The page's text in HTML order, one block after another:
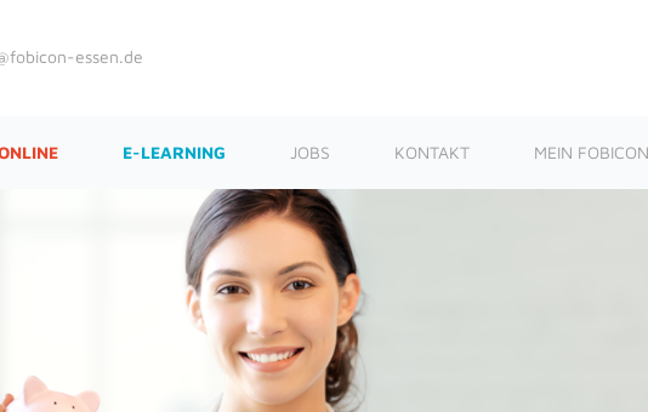
essen.de
E-LEARNING JOBS KONTAKT MEIN FOBICON